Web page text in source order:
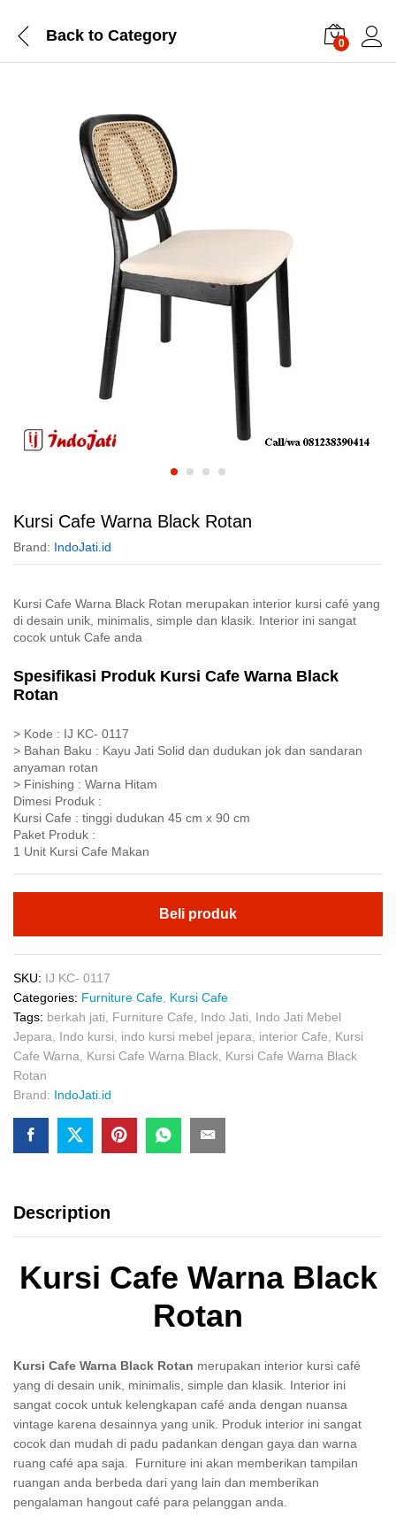
Back to Category 0
Kursi Cafe Warna Black Rotan
Brand: IndoJati.id
Kursi Cafe Warna Black Rotan merupakan interior kursi café yang
di desain unik, minimalis, simple dan klasik. Interior ini sangat
cocok untuk Cafe anda
Spesifikasi Produk Kursi Cafe Warna Black
Rotan
> Kode : IJ KC- 0117
> Bahan Baku : Kayu Jati Solid dan dudukan jok dan sandaran
anyaman rotan
> Finishing : Warna Hitam
Dimesi Produk :
Kursi Cafe : tinggi dudukan 45 cm x 90 cm
Paket Produk :
1 Unit Kursi Cafe Makan
Beli produk
SKU: IJ KC- 0117
Categories: Furniture Cafe Kursi Cafe
Tags: berkah jati Furniture Cafe Indo Jati
Indo Jati Mebel
Jepara
Indo kursi indo kursi mebel jepara interior Cafe
Kursi
Cafe Warna
Kursi Cafe Warna Black Kursi Cafe Warna Black
Rotan
Brand: IndoJati.id
Description
Kursi Cafe Warna Black
Rotan
Kursi Cafe Warna Black Rotan merupakan interior kursi café
yang di desain unik, minimalis, simple dan klasik. Interior ini
sangat cocok untuk kelengkapan café anda dengan nuansa
vintage karena desainnya yang unik. Produk interior ini sangat
cocok dan mudah di padu padankan dengan gaya dan warna
ruang café apa saja. Furniture ini akan memberikan tampilan
ruangan anda berbeda dari yang lain dan memberikan
pengalaman hangout café para pelanggan anda.